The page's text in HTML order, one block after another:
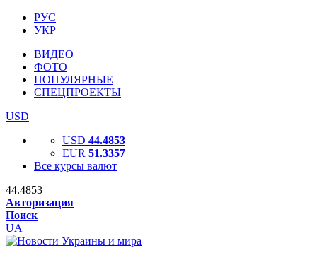
РУС
УКР
ВИДЕО
ФОТО
ПОПУЛЯРНЫЕ
СПЕЦПРОЕКТЫ
USD
USD 44.4853
EUR 51.3357
Все курсы валют
44.4853
Авторизация
Поиск
UA